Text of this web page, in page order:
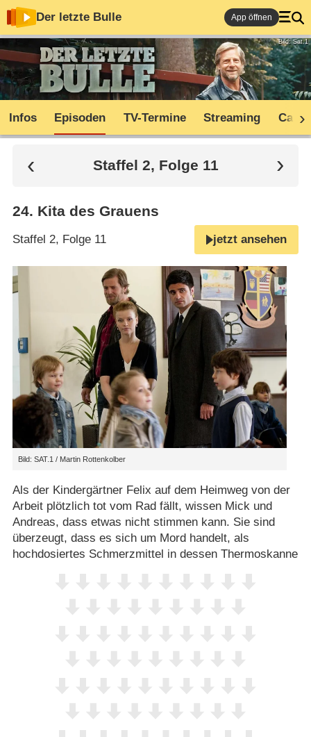
Der letzte Bulle App öffnen
Bild: Sat.1
Infos Episoden TV-Termine Streaming Cast
Staffel 2, Folge 11
24. Kita des Grauens
Staffel 2, Folge 11 jetzt ansehen
Bild: SAT.1 / Martin Rottenkolber
Als der Kindergärtner Felix auf dem Heimweg von der
Arbeit plötzlich tot vom Rad fällt, wissen Mick und
Andreas, dass etwas nicht stimmen kann. Sie sind
überzeugt, dass es sich um Mord handelt, als
hochdosiertes Schmerzmittel in dessen Thermoskanne